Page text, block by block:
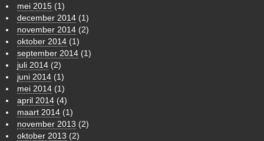
mei 2015 (1)
december 2014 (1)
november 2014 (2)
oktober 2014 (1)
september 2014 (1)
juli 2014 (2)
juni 2014 (1)
mei 2014 (1)
april 2014 (4)
maart 2014 (1)
november 2013 (2)
oktober 2013 (2)